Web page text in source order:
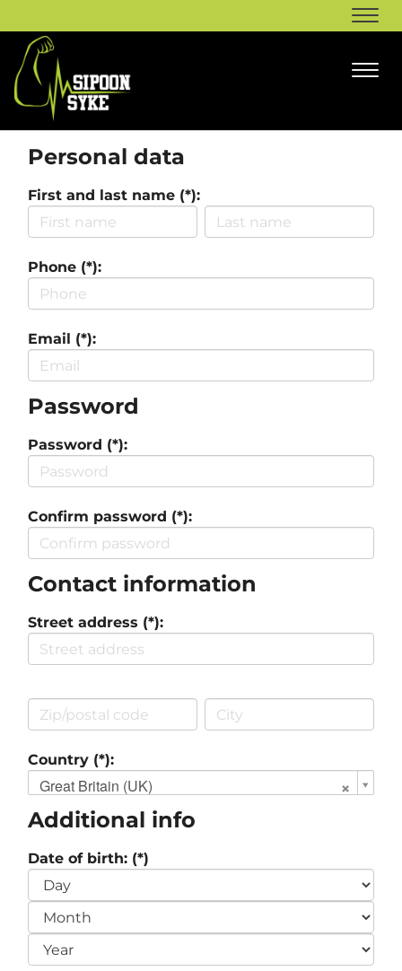
Personal data
First and last name (*):
Phone (*):
Email (*):
Password
Password (*):
Confirm password (*):
Contact information
Street address (*):
Country (*):
Great Britain (UK)
Additional info
Date of birth: (*)